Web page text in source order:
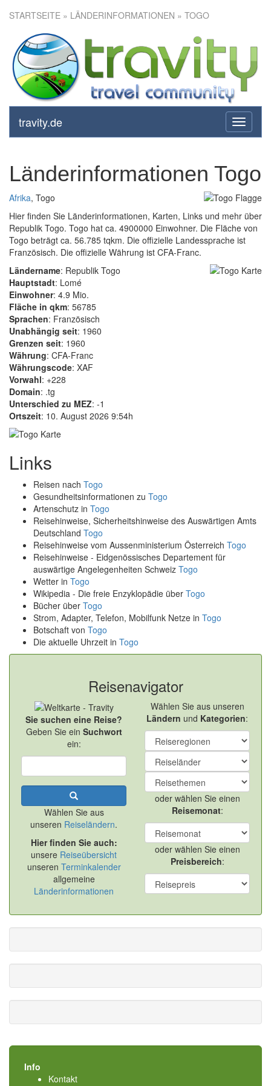
STARTSEITE » LÄNDERINFORMATIONEN » TOGO
toggle
travity.de
Länderinformationen Togo
Afrika, Togo
Hier finden Sie Länderinformationen, Karten, Links und mehr über
Republik Togo. Togo hat ca. 4900000 Einwohner. Die Fläche von
Togo beträgt ca. 56.785 tqkm. Die offizielle Landessprache ist
Französisch. Die offizielle Währung ist CFA-Franc.
Ländername: Republik Togo
Hauptstadt: Lomé
Einwohner: 4.9 Mio.
Fläche in qkm: 56785
Sprachen: Französisch
Unabhängig seit: 1960
Grenzen seit: 1960
Währung: CFA-Franc
Währungscode: XAF
Vorwahl: +228
Domain: .tg
Unterschied zu MEZ: -1
Ortszeit: 10. August 2026 9:54h
Links
Reisen nach Togo
Gesundheitsinformationen zu Togo
Artenschutz in Togo
Reisehinweise, Sicherheitshinweise des Auswärtigen Amts
Deutschland Togo
Reisehinweise vom Aussenministerium Österreich Togo
Reisehinweise - Eidgenössisches Departement für
auswärtige Angelegenheiten Schweiz Togo
Wetter in Togo
Wikipedia - Die freie Enzyklopädie über Togo
Bücher über Togo
Strom, Adapter, Telefon, Mobilfunk Netze in Togo
Botschaft von Togo
Die aktuelle Uhrzeit in Togo
Reisenavigator
Sie suchen eine Reise?
Geben Sie ein Suchwort
ein:
Wählen Sie aus
unseren Reiseländern.
Hier finden Sie auch:
unsere Reiseübersicht
unseren Terminkalender
allgemeine
Länderinformationen
Wählen Sie aus unseren
Ländern und Kategorien:
oder wählen Sie einen
Reisemonat:
oder wählen Sie einen
Preisbereich:
Info
Kontakt